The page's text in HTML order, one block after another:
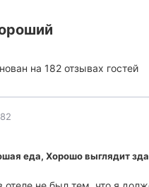
на 182 отзывах гостей
еда, Хорошо выглядит